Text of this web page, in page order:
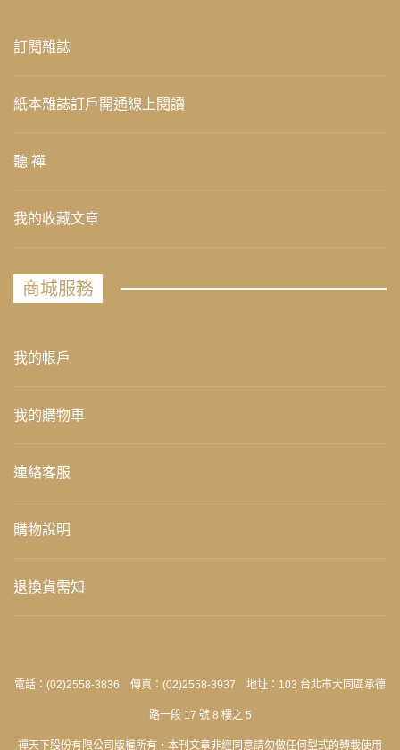
訂閱雜誌
紙本雜誌訂戶開通線上閱讀
聽 禪
我的收藏文章
商城服務
我的帳戶
我的購物車
連絡客服
購物說明
退換貨需知
電話：(02)2558-3836 傳真：(02)2558-3937 地址：103 台北市大同區承德
路一段 17 號 8 樓之 5
禪天下股份有限公司版權所有‧本刊文章非經同意請勿做任何型式的轉載使用